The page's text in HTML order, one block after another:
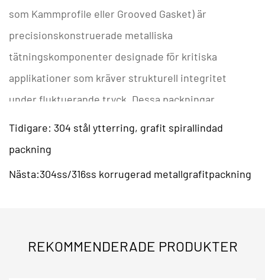
som Kammprofile eller Grooved Gasket) är
precisionskonstruerade metalliska
tätningskomponenter designade för kritiska
applikationer som kräver strukturell integritet
under fluktuerande tryck. Dessa packningar
använder en koncentrisk korrugerad eller tandad
högtemperaturvärmeväxlare
tryckkärlsflänsar.
Tidigare: 304 stål ytterring, grafit spirallindad
packning
Nästa:304ss/316ss korrugerad metallgrafitpackning
REKOMMENDERADE PRODUKTER